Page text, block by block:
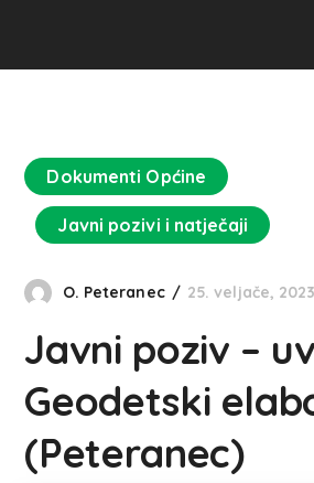
Dokumenti Općine
Javni pozivi i natječaji
O. Peteranec 25. veljače,
Javni poziv –
Geodetski
(Peteranec)